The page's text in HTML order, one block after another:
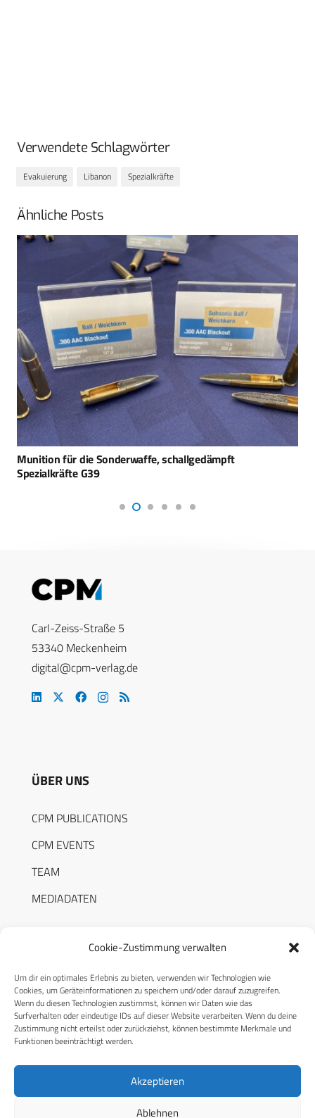
Cookie-Zustimmung verwalten
Um dir ein optimales Erlebnis zu bieten, verwenden wir Technologien wie
Cookies, um Geräteinformationen zu speichern und/oder darauf zuzugreifen.
Wenn du diesen Technologien zustimmst, können wir Daten wie das
Surfverhalten oder eindeutige IDs auf dieser Website verarbeiten. Wenn du deine
Zustimmung nicht erteilst oder zurückziehst, können bestimmte Merkmale und
Funktionen beeinträchtigt werden.
Akzeptieren
Ablehnen
Verwendete Schlagwörter
Evakuierung Libanon Spezialkräfte
Ähnliche Posts
Munition für die Sonderwaffe, schallgedämpft
Spezialkräfte G39
Carl-Zeiss-Straße 5
53340 Meckenheim
digital@cpm-verlag.de
ÜBER UNS
CPM PUBLICATIONS
CPM EVENTS
TEAM
MEDIADATEN
RECHTLICHES
Datenschutzerklärung
Cookie-Richtlinie (EU)